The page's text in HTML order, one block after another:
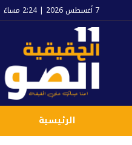
7 أغسطس 2026 | 2:24 مساءً
الرئيسية